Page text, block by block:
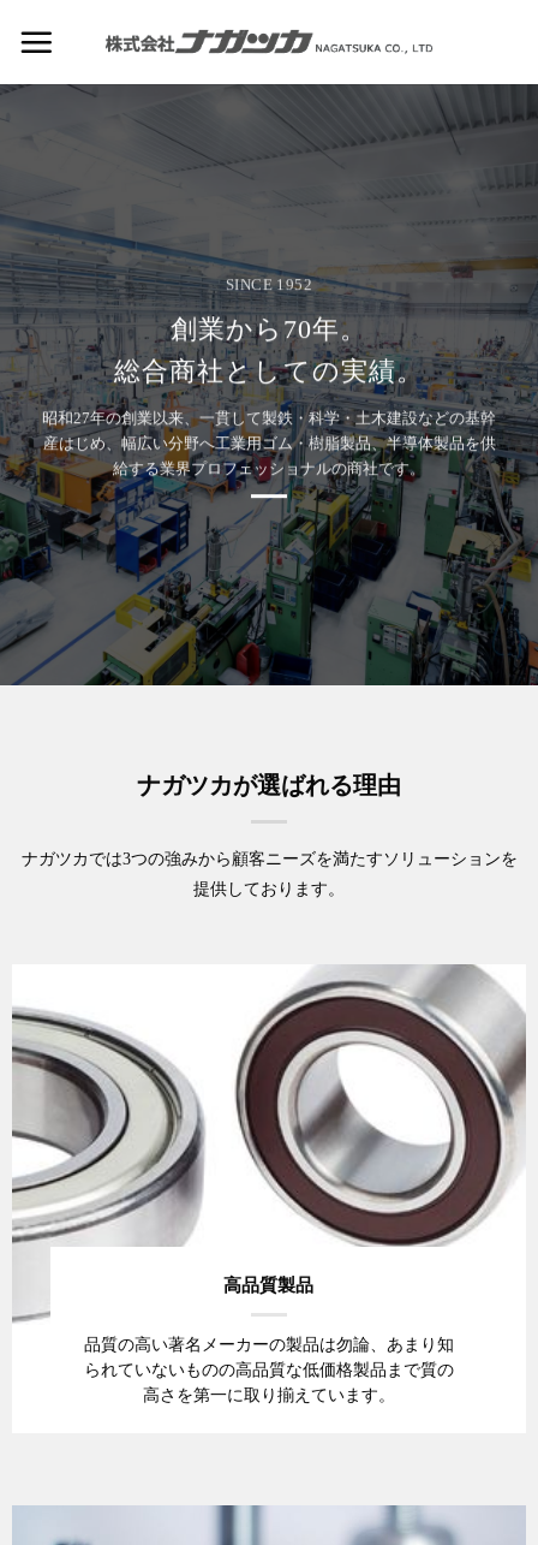
SINCE 1952
創業から70年。
総合商社としての実績。
昭和27年の創業以来、一貫して製鉄・科学・土木建設などの基幹
産はじめ、幅広い分野へ工業用ゴム・樹脂製品、半導体製品を供
給する業界プロフェッショナルの商社です。
ナガツカが選ばれる理由
ナガツカでは3つの強みから顧客ニーズを満たすソリューションを
提供しております。
高品質製品
品質の高い著名メーカーの製品は勿論、あまり知
られていないものの高品質な低価格製品まで質の
高さを第一に取り揃えています。